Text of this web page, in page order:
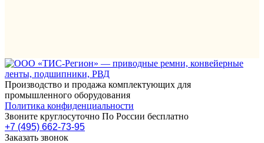
Производство и продажа комплектующих для
промышленного оборудования
Политика конфиденциальности
Звоните круглосуточно По России бесплатно
+7 (495) 662-73-95
Заказать звонок